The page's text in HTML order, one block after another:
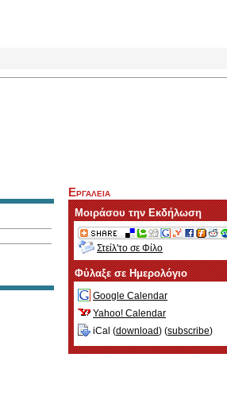
Εργαλεια
Μοιράσου την Εκδήλωση
Στείλ'το σε Φίλο
Φύλαξε σε Ημερολόγιο
Google Calendar
Yahoo! Calendar
iCal (download) (subscribe)